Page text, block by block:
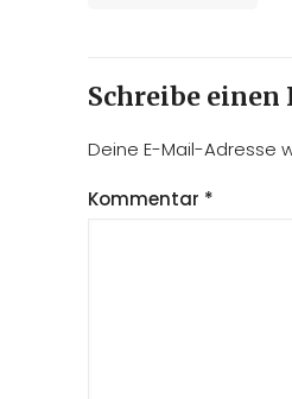
Schreibe
Deine E-Mail-Adresse
Kommentar *